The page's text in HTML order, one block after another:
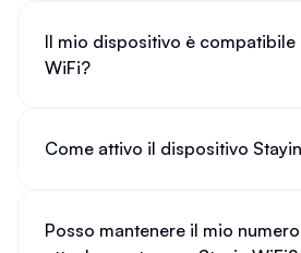
Il mio dispositivo è compatibile
WiFi?
Come attivo il dispositivo
Posso mantenere il mio